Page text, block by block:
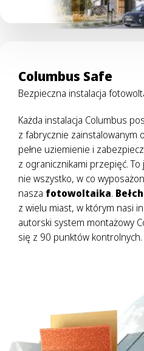
Columbus Safe
Bezpieczna instalacja
Każda instalacja Columbus
z fabrycznie zainstalowanym
pełne uziemienie i
z ogranicznikami przepięć. To
nie wszystko, w co
nasza fotowoltaika.
z wielu miast, w którym nasi
autorski system montażowy
się z 90 punktów kontrolnych.